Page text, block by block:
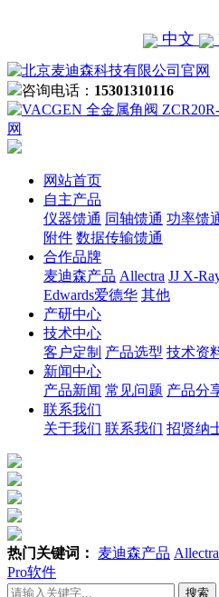
中文
咨询电话： 15301310116
网站首页
自主产品
仪器馈通 同轴馈通 功率馈
附件 数据传输馈通
合作品牌
麦迪森产品 Allectra JJ X-
Edwards爱德华 其他
产研中心
技术中心
客户定制 产品选型 技术资
新闻中心
产品新闻 常见问题 产品分
联系我们
关于我们 联系我们 招贤纳
热门关键词： 麦迪森产品 Allectra
Pro软件
搜索